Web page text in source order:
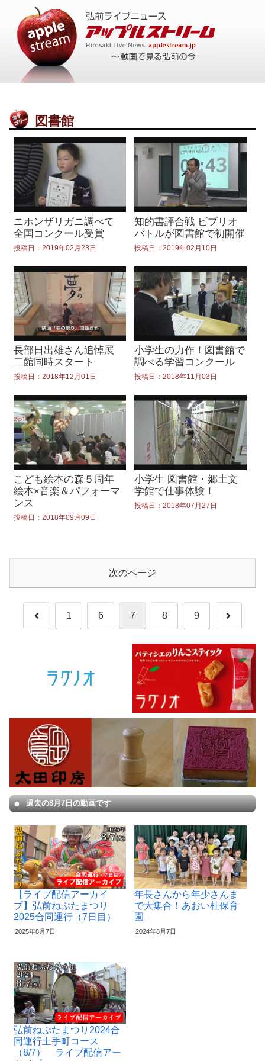
図書館
ニホンザリガニ調べて
全国コンクール受賞
投稿日：2019年02月23日
知的書評合戦 ビブリオ
バトルが図書館で初開催
投稿日：2019年02月10日
長部日出雄さん追悼展
二館同時スタート
投稿日：2018年12月01日
小学生の力作！図書館で
調べる学習コンクール
投稿日：2018年11月03日
こども絵本の森５周年
絵本×音楽＆パフォーマ
ンス
投稿日：2018年09月09日
小学生 図書館・郷土文
学館で仕事体験！
投稿日：2018年07月27日
次のページ
前 1 6 7 8 9 次
過去の8月7日の動画です
【ライブ配信アーカイ
ブ】弘前ねぷたまつり
2025合同運行（7日目）
2025年8月7日
年長さんから年少さんま
で大集合！あおい杜保育
園
2024年8月7日
弘前ねぷたまつり2024合
同運行土手町コース
（8/7） ライブ配信アー